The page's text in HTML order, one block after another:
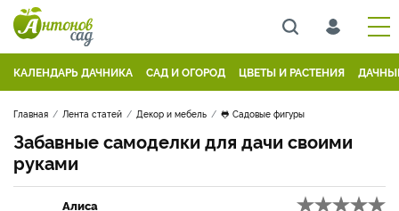
КАЛЕНДАРЬ ДАЧНИКА САД И ОГОРОД ЦВЕТЫ И РАСТЕНИЯ
Главная Лента статей Декор и мебель 🐸 Садовые фигуры
Забавные самоделки для дачи своими
руками
Алиса